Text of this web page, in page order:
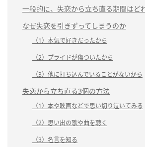
一般的に、失恋から立ち直る期間はど
なぜ失恋を引きずってしまうのか
（1）本気で好きだったから
（2）プライドが傷ついたから
（3）他に打ち込んでいることがないから
失恋から立ち直る3個の方法
（1）本や映画などで思い切り泣いてみる
（2）思い出の歌や曲を聴く
（3）名言を知る